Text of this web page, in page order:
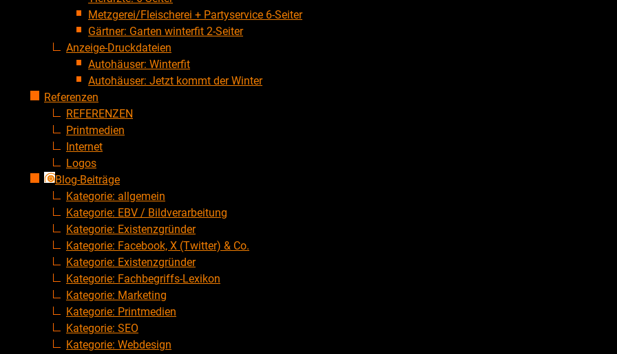
Metzgerei/Fleischerei + Partyservice 6-Seiter
Gärtner: Garten winterfit 2-Seiter
Anzeige-Druckdateien
Autohäuser: Winterfit
Autohäuser: Jetzt kommt der Winter
Referenzen
REFERENZEN
Printmedien
Internet
Logos
Blog-Beiträge
Kategorie: allgemein
Kategorie: EBV / Bildverarbeitung
Kategorie: Existenzgründer
Kategorie: Facebook, X (Twitter) & Co.
Kategorie: Existenzgründer
Kategorie: Fachbegriffs-Lexikon
Kategorie: Marketing
Kategorie: Printmedien
Kategorie: SEO
Kategorie: Webdesign